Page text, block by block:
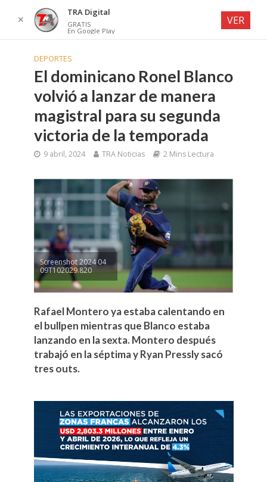
DEPORTES
El dominicano Ronel Blanco
volvió a lanzar de manera
magistral para su segunda
victoria de la temporada
9 abril, 2024 TRA Noticias 2 Mins Lectura
Screenshot 2024 04
09T102029.820
Rafael Montero ya estaba calentando en
el bullpen mientras que Blanco estaba
lanzando en la sexta. Montero después
trabajó en la séptima y Ryan Pressly sacó
tres outs.
✕
TRA Digital
GRATIS
En Google Play
VER